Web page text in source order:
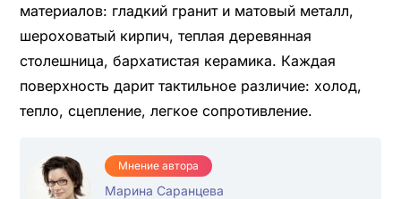
материалов: гладкий гранит и матовый металл,
шероховатый кирпич, теплая деревянная
столешница, бархатистая керамика. Каждая
поверхность дарит тактильное различие: холод,
тепло, сцепление, легкое сопротивление.
Мнение автора
Марина Саранцева